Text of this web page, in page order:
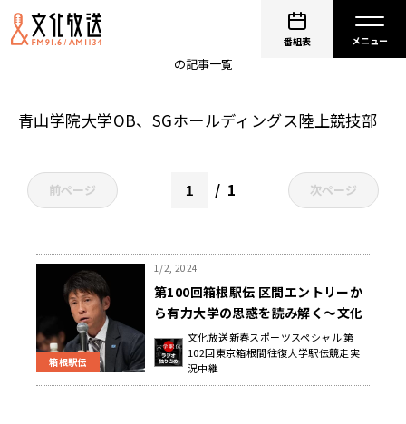
番組表
の記事一覧
青山学院大学OB、SGホールディングス陸上競技部
前ページ 1 次ページ
箱根駅伝
1/2, 2024
第100回箱根駅伝 区間エントリーか
ら有力大学の思惑を読み解く～文化
放送 第100回東京箱根間往復大学駅
伝競走 実況中継
文化放送新春スポーツスペシャル 第
102回東京箱根間往復大学駅伝競走実
況中継